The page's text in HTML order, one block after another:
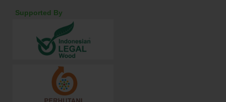
Supported By